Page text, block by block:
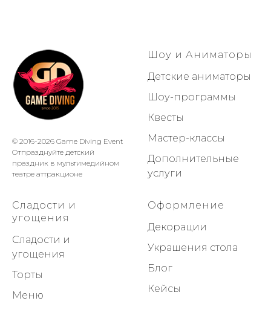
© 2016-2026 Game Diving Event
Отпразднуйте детский
праздник в мультимедийном
театре аттракционе
Шоу и Аниматоры
Детские аниматоры
Шоу-программы
Квесты
Мастер-классы
Дополнительные
услуги
Сладости и
угощения
Сладости и
угощения
Торты
Меню
Оформление
Декорации
Украшения стола
Блог
Кейсы